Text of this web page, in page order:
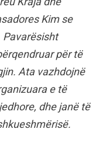
Kim se
Pavarësisht
për të
Ata vazhdojnë
e të
dhe janë të